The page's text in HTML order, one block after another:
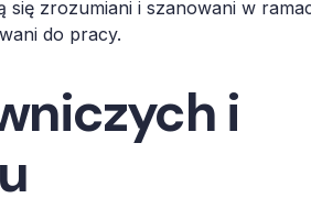
się zrozumiani i szanowani w
do pracy.
i